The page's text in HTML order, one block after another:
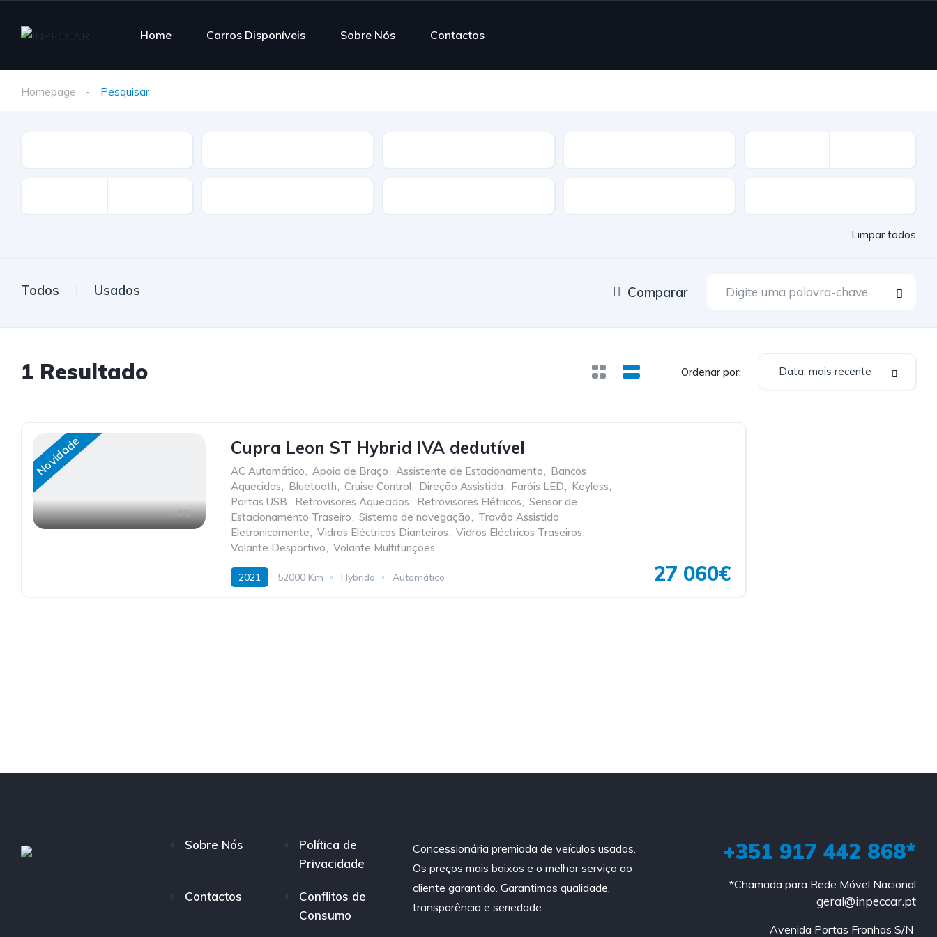
Home Carros Disponíveis Sobre Nós Contactos
Homepage Pesquisar
Limpar todos
Todos Usados Comparar
1 Resultado Ordenar por: Data: mais recente
Novidade
45
Cupra Leon ST Hybrid IVA dedutível
AC Automático, Apoio de Braço, Assistente de Estacionamento, Bancos
Aquecidos, Bluetooth, Cruise Control, Direção Assistida, Faróis LED, Keyless,
Portas USB, Retrovisores Aquecidos, Retrovisores Elétricos, Sensor de
Estacionamento Traseiro, Sistema de navegação, Travão Assistido
Eletronicamente, Vidros Eléctricos Dianteiros, Vidros Eléctricos Traseiros,
Volante Desportivo, Volante Multifunções
2021 52000 Km Hybrido Automático 27 060€
Sobre Nós
Política de
Privacidade
Contactos
Conflitos de
Consumo
Concessionária premiada de veículos usados.
Os preços mais baixos e o melhor serviço ao
cliente garantido. Garantimos qualidade,
transparência e seriedade.
+351 917 442 868*
*Chamada para Rede Móvel Nacional
geral@inpeccar.pt
Avenida Portas Fronhas S/N